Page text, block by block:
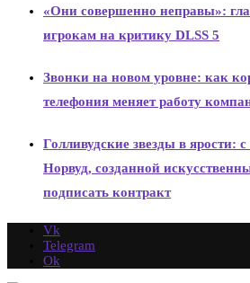
«Они совершенно неправы»:
игрокам на критику DLSS 5
Звонки на новом уровне: как
телефония меняет работу
Голливудские звезды в ярости:
Норвуд, созданной
подписать контракт
Vk
Telegram
Ok